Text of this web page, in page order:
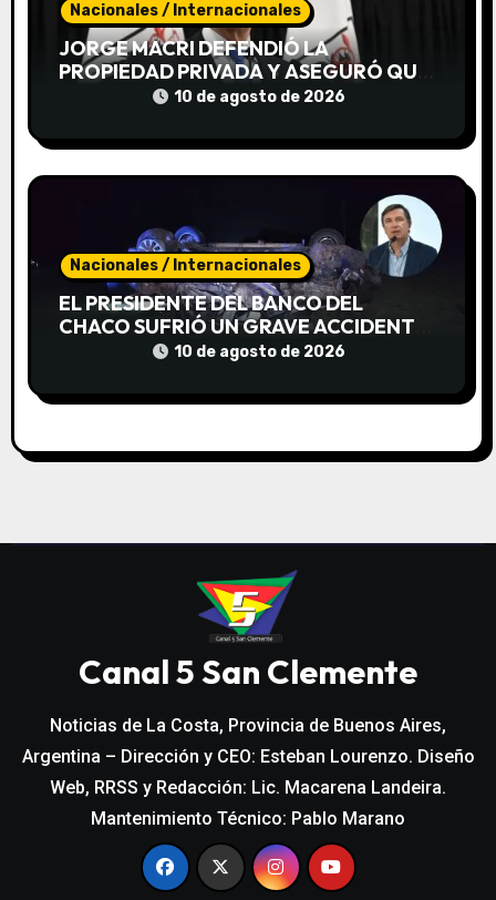
s
Nacionales / Internacionales
JORGE MACRI DEFENDIÓ LA
PROPIEDAD PRIVADA Y ASEGURÓ QUE
SE RECUPERARON 901 VIVIENDAS
10 de agosto de 2026
Nacionales / Internacionales
EL PRESIDENTE DEL BANCO DEL
CHACO SUFRIÓ UN GRAVE ACCIDENTE
Y PERMANECE INTERNADO
10 de agosto de 2026
Canal 5 San Clemente
Noticias de La Costa, Provincia de Buenos Aires,
Argentina – Dirección y CEO: Esteban Lourenzo. Diseño
Web, RRSS y Redacción: Lic. Macarena Landeira.
Mantenimiento Técnico: Pablo Marano